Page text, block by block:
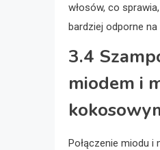
włosów, co
bardziej odporne
3.4
miodem i
Połączenie miodu i